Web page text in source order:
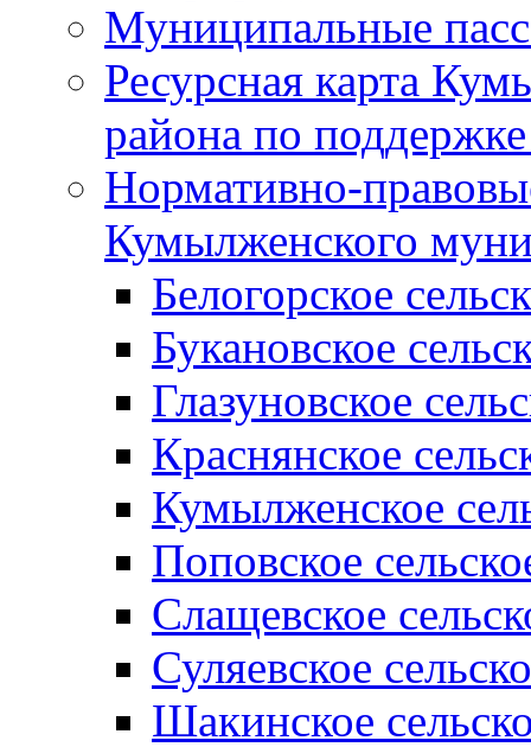
Муниципальные
Ресурсная карта
района по
Нормативно-
Кумылженского
Белогорское
Букановское
Глазуновское
Краснянское
Кумылженское
Поповское
Слащевское
Суляевское
Шакинское